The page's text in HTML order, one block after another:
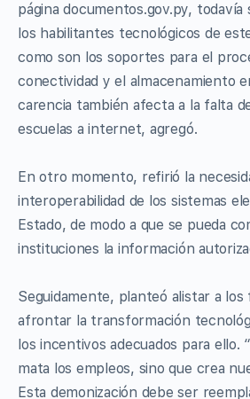
página documentos.gov.py,
los habilitantes tecnológicos de
como son los soportes para el
conectividad y el almacenamiento
carencia también afecta a la falta
escuelas a internet, agregó.
En otro momento, refirió la
interoperabilidad de los sistemas
Estado, de modo a que se pueda
instituciones la información
Seguidamente, planteó alistar a los
afrontar la transformación
los incentivos adecuados para ello.
mata los empleos, sino que crea
Esta demonización debe ser